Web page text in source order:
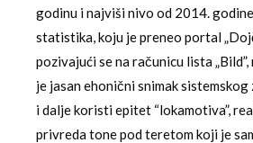
godinu i najviši nivo od 2014.
statistika, koju je preneo portal
pozivajući se na računicu lista
je jasan ehonični snimak
i dalje koristi epitet “lokamotiva”,
privreda tone pod teretom koji je